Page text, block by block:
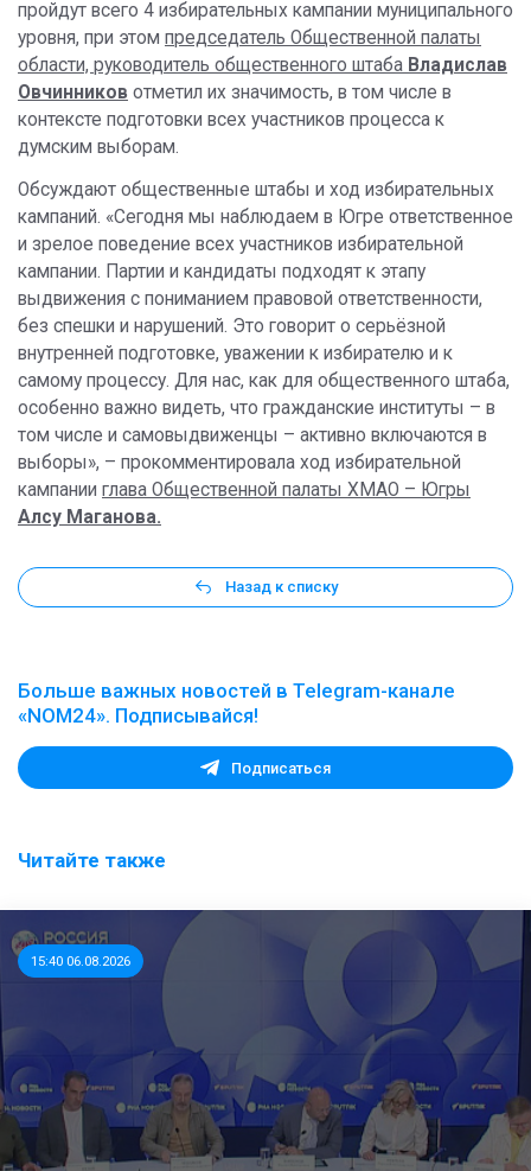
пройдут всего 4 избирательных кампании муниципального
уровня, при этом председатель Общественной палаты
области, руководитель общественного штаба Владислав
Овчинников отметил их значимость, в том числе в
контексте подготовки всех участников процесса к
думским выборам.
Обсуждают общественные штабы и ход избирательных
кампаний. «Сегодня мы наблюдаем в Югре ответственное
и зрелое поведение всех участников избирательной
кампании. Партии и кандидаты подходят к этапу
выдвижения с пониманием правовой ответственности,
без спешки и нарушений. Это говорит о серьёзной
внутренней подготовке, уважении к избирателю и к
самому процессу. Для нас, как для общественного штаба,
особенно важно видеть, что гражданские институты – в
том числе и самовыдвиженцы – активно включаются в
выборы», – прокомментировала ход избирательной
кампании глава Общественной палаты ХМАО – Югры
Алсу Маганова.
Назад к списку
Больше важных новостей в Telegram-канале
«NOM24». Подписывайся!
Подписаться
Читайте также
15:40 06.08.2026